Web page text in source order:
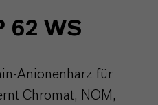
62 WS
Anionenharz für
Chromat, NOM,